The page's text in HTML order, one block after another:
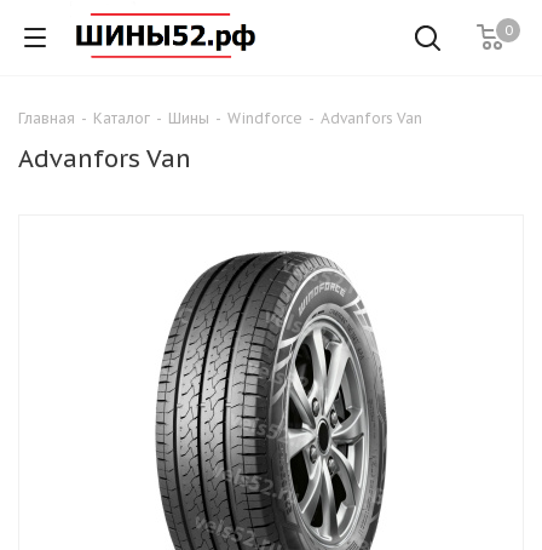
0
Главная - Каталог - Шины - Windforce - Advanfors Van
Advanfors Van